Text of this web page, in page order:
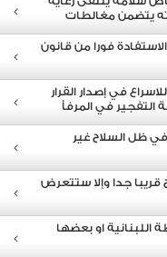
يتضمن مغالطات
فورا من قانون
في إصدار القرار
في المرفأ
ظل السلاح غير
جدا وإلا ستتعرض
او بعضها